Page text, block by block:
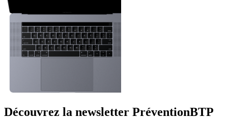
Découvrez la newsletter PréventionBTP